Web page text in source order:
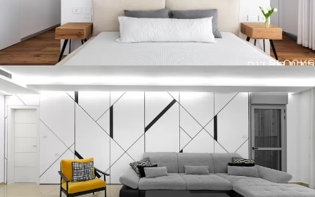
חיפוי קיר דגם
BLOCKS